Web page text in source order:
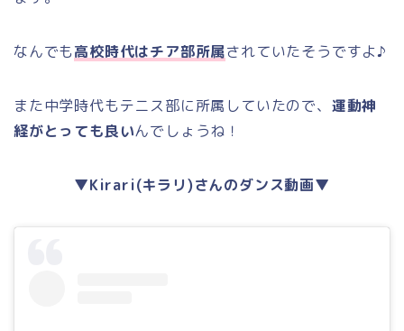
なんでも高校時代はチア部所属されていたそうですよ♪
また中学時代もテニス部に所属していたので、 運動神
経がとっても良いんでしょうね！
▼Kirari(キラリ)さんのダンス動画▼